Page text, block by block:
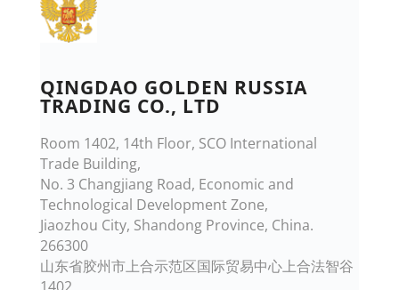
QINGDAO GOLDEN RUSSIA
TRADING CO., LTD
Room 1402, 14th Floor, SCO International
Trade Building,
No. 3 Changjiang Road, Economic and
Technological Development Zone,
Jiaozhou City, Shandong Province, China.
266300
山东省胶州市上合示范区国际贸易中心上合法智谷